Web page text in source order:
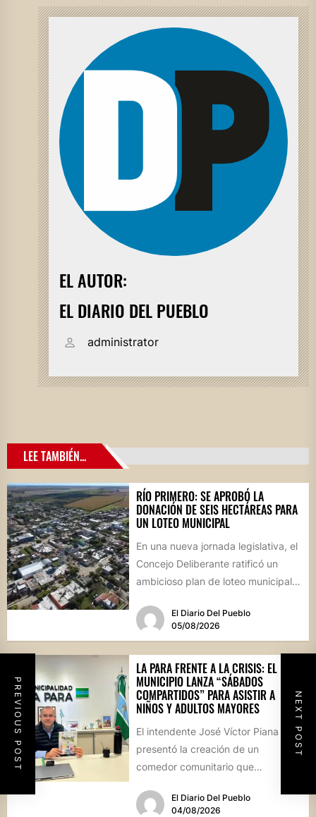
EL AUTOR:
EL DIARIO DEL PUEBLO
administrator
PREVIOUS POST NEXT POST
LEE TAMBIÉN...
RÍO PRIMERO: SE APROBÓ LA
DONACIÓN DE SEIS HECTÁREAS PARA
UN LOTEO MUNICIPAL
En una nueva jornada legislativa, el
Concejo Deliberante ratificó un
ambicioso plan de loteo municipal,
por...
El Diario Del Pueblo
05/08/2026
LA PARA FRENTE A LA CRISIS: EL
MUNICIPIO LANZA “SÁBADOS
COMPARTIDOS” PARA ASISTIR A
NIÑOS Y ADULTOS MAYORES
El intendente José Víctor Piana
presentó la creación de un
comedor comunitario que
Salón...
El Diario Del Pueblo
04/08/2026